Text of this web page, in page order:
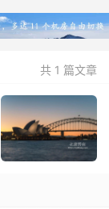
共 1 篇文章